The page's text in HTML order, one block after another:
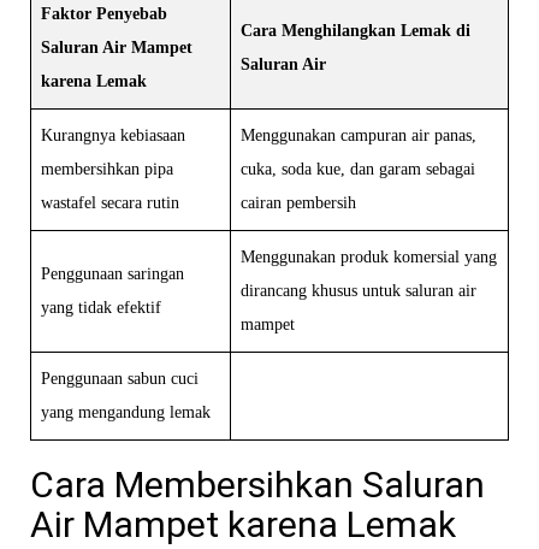
Faktor Penyebab
Saluran Air Mampet
karena Lemak
Cara Menghilangkan Lemak di
Saluran Air
Kurangnya kebiasaan
membersihkan pipa
wastafel secara rutin
Menggunakan campuran air panas,
cuka, soda kue, dan garam sebagai
cairan pembersih
Penggunaan saringan
yang tidak efektif
Menggunakan produk komersial yang
dirancang khusus untuk saluran air
mampet
Penggunaan sabun cuci
yang mengandung lemak
Cara Membersihkan Saluran
Air Mampet karena Lemak